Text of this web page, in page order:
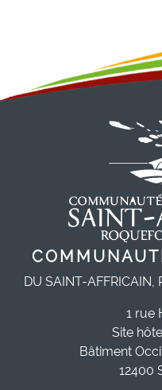
DU SAINT-AFFRICAIN,
1 rue
Site
Bâtiment
12400